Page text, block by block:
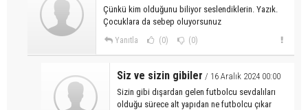
Çünkü kim olduğunu biliyor seslendiklerin. Yazık.
Çocuklara da sebep oluyorsunuz
Yanıtla (0) (0)
Siz ve sizin gibiler / 16 Aralık 2024 00:00
Sizin gibi dışardan gelen futbolcu sevdalıları
olduğu sürece alt yapıdan ne futbolcu çıkar